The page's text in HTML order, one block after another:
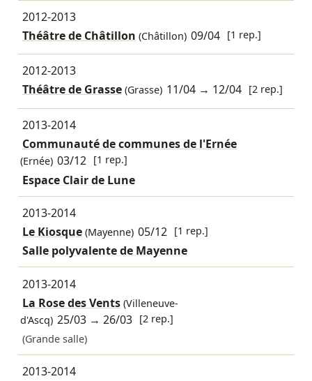
2012-2013
Théâtre de Châtillon (Châtillon) 09/04 [1 rep.]
2012-2013
Théâtre de Grasse(Grasse) 11/04 → 12/04 [2 rep.]
2013-2014
Communauté de communes de l'Ernée
(Ernée) 03/12 [1 rep.]
Espace Clair de Lune
2013-2014
Le Kiosque(Mayenne) 05/12 [1 rep.]
Salle polyvalente de Mayenne
2013-2014
La Rose des Vents(Villeneuve-
d'Ascq) 25/03 →26/03 [2 rep.]
(Grande salle)
2013-2014